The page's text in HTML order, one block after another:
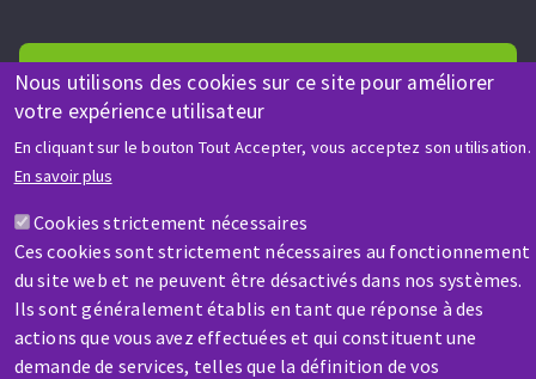
Nous utilisons des cookies sur ce site pour améliorer
votre expérience utilisateur
En cliquant sur le bouton Tout Accepter, vous acceptez son utilisation.
En savoir plus
Cookies strictement nécessaires
Ces cookies sont strictement nécessaires au fonctionnement
du site web et ne peuvent être désactivés dans nos systèmes.
Ils sont généralement établis en tant que réponse à des
actions que vous avez effectuées et qui constituent une
demande de services, telles que la définition de vos
AIDE & CONTACT
Une question ? Un renseignement ?
Contactez-nous